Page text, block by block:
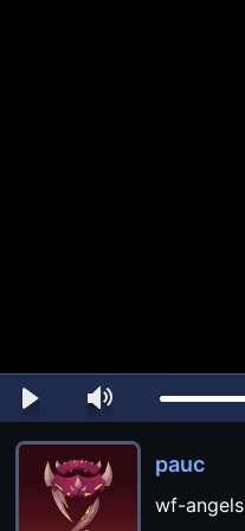
pauc
wf-angels